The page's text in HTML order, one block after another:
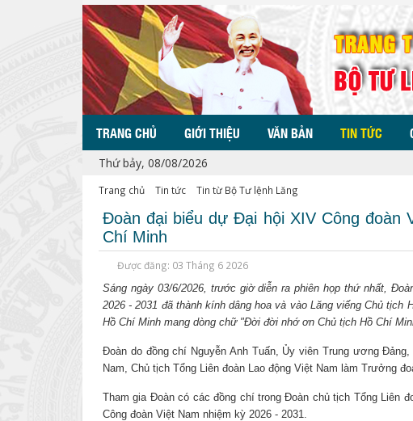
TRANG CHỦ GIỚI THIỆU VĂN BẢN TIN TỨC
Thứ bảy, 08/08/2026
Trang chủ Tin tức Tin từ Bộ Tư lệnh Lăng
Đoàn đại biểu dự Đại hội XIV Công đoàn
Chí Minh
Được đăng: 03 Tháng 6 2026
Sáng ngày 03/6/2026, trước giờ diễn ra phiên họp thứ nhất,
2026 - 2031 đã thành kính dâng hoa và vào Lăng viếng Chủ
Hồ Chí Minh mang dòng chữ "Đời đời nhớ ơn Chủ tịch Hồ Chí
Đoàn do đồng chí Nguyễn Anh Tuấn, Ủy viên Trung ương
Nam, Chủ tịch Tổng Liên đoàn Lao động Việt Nam làm Trưởng
Tham gia Đoàn có các đồng chí trong Đoàn chủ tịch Tổng Liên
Công đoàn Việt Nam nhiệm kỳ 2026 - 2031.